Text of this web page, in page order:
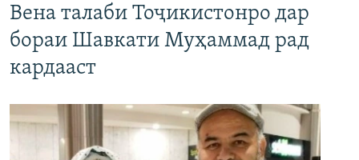
Вена талаби Тоҷикистонро дар
бораи Шавкати Муҳаммад рад
кардааст